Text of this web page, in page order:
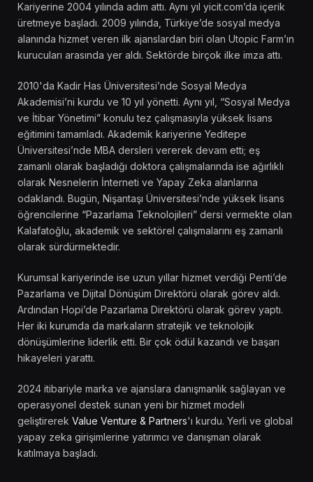
Kariyerine 2004 yılında adım attı. Aynı yıl yicit.com’da içerik
üretmeye başladı. 2009 yılında, Türkiye’de sosyal medya
alanında hizmet veren ilk ajanslardan biri olan Utopic Farm’ın
kurucuları arasında yer aldı. Sektörde birçok ilke imza attı.
2010'da Kadir Has Üniversitesi’nde Sosyal Medya
Akademisi’ni kurdu ve 10 yıl yönetti. Aynı yıl, “Sosyal Medya
ve İtibar Yönetimi” konulu tez çalışmasıyla yüksek lisans
eğitimini tamamladı. Akademik kariyerine Yeditepe
Üniversitesi’nde MBA dersleri vererek devam etti; eş
zamanlı olarak başladığı doktora çalışmalarında ise ağırlıklı
olarak Nesnelerin İnterneti ve Yapay Zeka alanlarına
odaklandı. Bugün, Nişantaşı Üniversitesi’nde yüksek lisans
öğrencilerine “Pazarlama Teknolojileri” dersi vermekte olan
Kalafatoğlu, akademik ve sektörel çalışmalarını eş zamanlı
olarak sürdürmektedir.
Kurumsal kariyerinde ise uzun yıllar hizmet verdiği Penti’de
Pazarlama ve Dijital Dönüşüm Direktörü olarak görev aldı.
Ardından Hopi’de Pazarlama Direktörü olarak görev yaptı.
Her iki kurumda da markaların stratejik ve teknolojik
dönüşümlerine liderlik etti. Bir çok ödül kazandı ve başarı
hikayeleri yarattı.
2024 itibariyle marka ve ajanslara danışmanlık sağlayan ve
operasyonel destek sunan yeni bir hizmet modeli
geliştirerek Value Venture & Partners'ı kurdu. Yerli ve global
yapay zeka girişimlerine yatırımcı ve danışman olarak
katılmaya başladı.